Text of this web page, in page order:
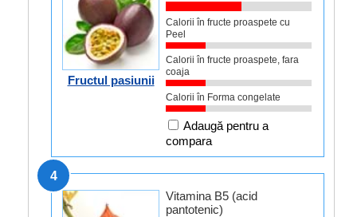
Fructul pasiunii
Calorii în fructe proaspete cu
Peel
Calorii în fructe proaspete, fara
coaja
Calorii în Forma congelate
Adaugă pentru a
compara
4
Vitamina B5 (acid
pantotenic)